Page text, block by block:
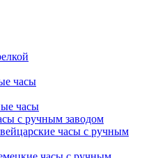
часы
часы
с ручным заводом
часы с ручным